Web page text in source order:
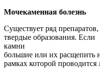
Мочекаменная болезнь
Существует ряд
твердые образования. Если
камни
большие или их расщепить
рамках которой